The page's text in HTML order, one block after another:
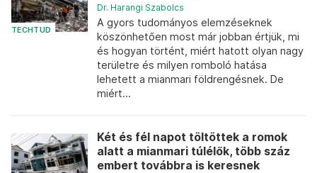
TECHTUD
Dr. Harangi Szabolcs
A gyors tudományos elemzéseknek
köszönhetően most már jobban értjük, mi
és hogyan történt, miért hatott olyan nagy
területre és milyen romboló hatása
lehetett a mianmari földrengésnek. De
miért...
Két és fél napot töltöttek a romok
alatt a mianmari túlélők, több száz
embert továbbra is keresnek